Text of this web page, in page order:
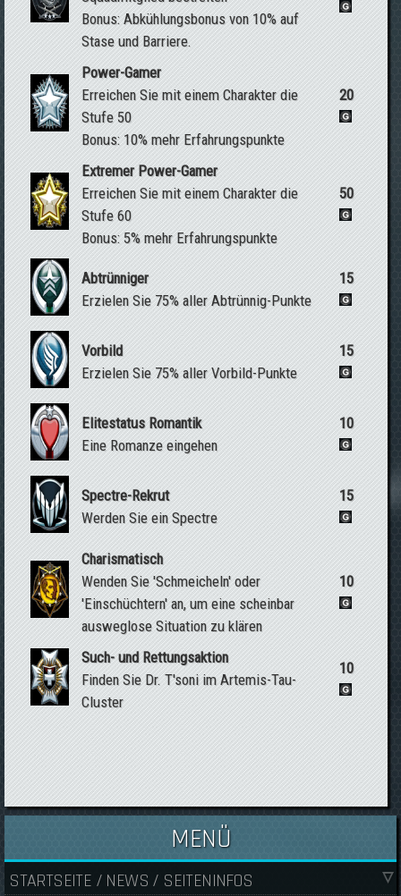
Bonus: Abkühlungsbonus von 10% auf
Stase und Barriere.
Power-Gamer
Erreichen Sie mit einem Charakter die
Stufe 50
Bonus: 10% mehr Erfahrungspunkte
20
Extremer Power-Gamer
Erreichen Sie mit einem Charakter die
Stufe 60
Bonus: 5% mehr Erfahrungspunkte
50
Abtrünniger
Erzielen Sie 75% aller Abtrünnig-Punkte
15
Vorbild
Erzielen Sie 75% aller Vorbild-Punkte
15
Elitestatus Romantik
Eine Romanze eingehen
10
Spectre-Rekrut
Werden Sie ein Spectre
15
Charismatisch
Wenden Sie 'Schmeicheln' oder
'Einschüchtern' an, um eine scheinbar
ausweglose Situation zu klären
10
Such- und Rettungsaktion
Finden Sie Dr. T'soni im Artemis-Tau-
Cluster
10
MENÜ
STARTSEITE / NEWS / SEITENINFOS